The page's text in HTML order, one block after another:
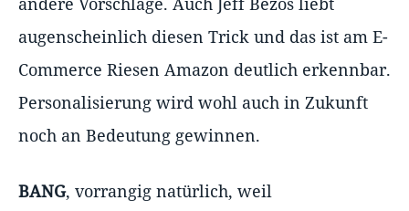
augenscheinlich diesen Trick und das ist am E-
Commerce Riesen Amazon deutlich erkennbar.
Personalisierung wird wohl auch in Zukunft
noch an Bedeutung gewinnen.
BANG, vorrangig natürlich, weil